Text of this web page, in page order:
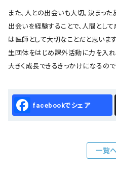
また、人との出会いも大切。決まっ
出会いを経験することで、人間とし
は医師として大切なことだと思いま
生団体をはじめ課外活動に力を入れ
大きく成長できるきっかけになるので
Facebook
一覧